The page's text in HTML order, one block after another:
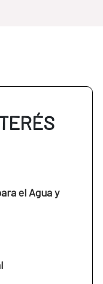
el Agua y